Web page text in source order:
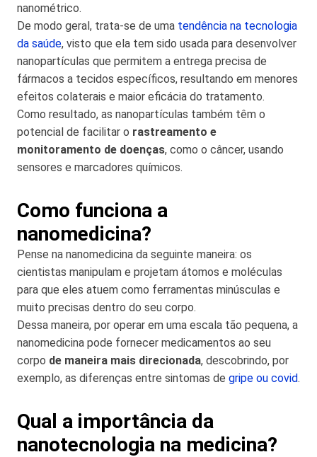
nanométrico.
De modo geral, trata-se de uma tendência na tecnologia
da saúde, visto que ela tem sido usada para desenvolver
nanopartículas que permitem a entrega precisa de
fármacos a tecidos específicos, resultando em menores
efeitos colaterais e maior eficácia do tratamento.
Como resultado, as nanopartículas também têm o
potencial de facilitar o rastreamento e
monitoramento de doenças, como o câncer, usando
sensores e marcadores químicos.
Como funciona a
nanomedicina?
Pense na nanomedicina da seguinte maneira: os
cientistas manipulam e projetam átomos e moléculas
para que eles atuem como ferramentas minúsculas e
muito precisas dentro do seu corpo.
Dessa maneira, por operar em uma escala tão pequena, a
nanomedicina pode fornecer medicamentos ao seu
corpo de maneira mais direcionada, descobrindo, por
exemplo, as diferenças entre sintomas de gripe ou covid.
Qual a importância da
nanotecnologia na medicina?